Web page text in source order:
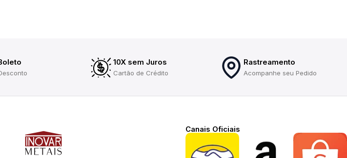
10X sem Juros
Cartão de Crédito
Rastreamento
Acompanhe seu Pedido
Canais Oficiais